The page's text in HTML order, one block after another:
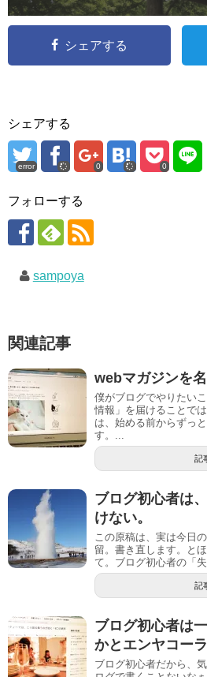
シェアする
シェアする
error 0 0
フォローする
sampoya
関連記事
webマガジンを
僕がブログでやりたい
情報」を届けることで
は、始める前からずっ
す。...
記
ブログ初心者は
けない。
この原稿は、実は今日
留。書き直します。と
て。ブログ初心者の「
記
ブログ初心者は
かとエンヤコーラ
ブログ初心者だから、